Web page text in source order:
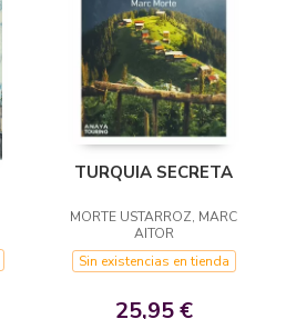
TURQUIA SECRETA
MORTE USTARROZ, MARC
AITOR
Sin existencias en tienda
25,95 €